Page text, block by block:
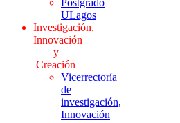
Postgrado
ULagos
Investigación,
Innovación
y
Creación
Vicerrectoría
de
investigación,
Innovación